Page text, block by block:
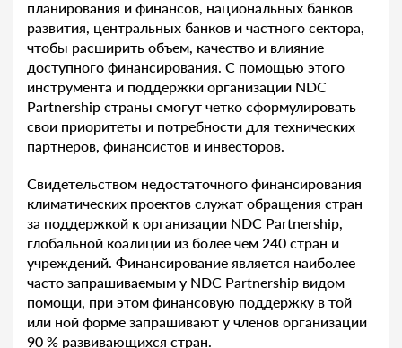
планирования и финансов, национальных банков
развития, центральных банков и частного сектора,
чтобы расширить объем, качество и влияние
доступного финансирования. С помощью этого
инструмента и поддержки организации NDC
Partnership страны смогут четко сформулировать
свои приоритеты и потребности для технических
партнеров, финансистов и инвесторов.
Свидетельством недостаточного финансирования
климатических проектов служат обращения стран
за поддержкой к организации NDC Partnership,
глобальной коалиции из более чем 240 стран и
учреждений. Финансирование является наиболее
часто запрашиваемым у NDC Partnership видом
помощи, при этом финансовую поддержку в той
или ной форме запрашивают у членов организации
90 % развивающихся стран.